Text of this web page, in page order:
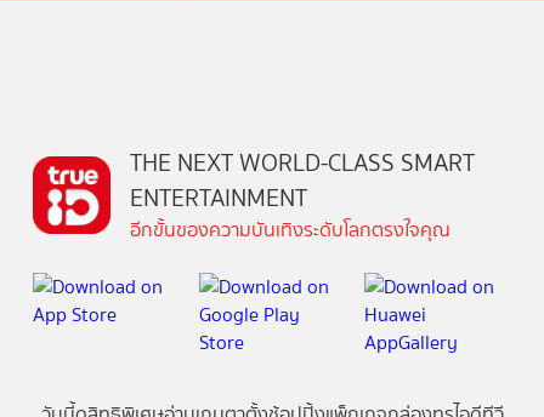
THE NEXT WORLD-CLASS SMART
ENTERTAINMENT
อีกขั้นของความบันเทิงระดับโลกตรงใจคุณ